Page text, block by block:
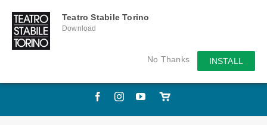
Teatro Stabile Torino
Download
No Thanks INSTALL
Skip
FacebookInstagramYouTube
Store